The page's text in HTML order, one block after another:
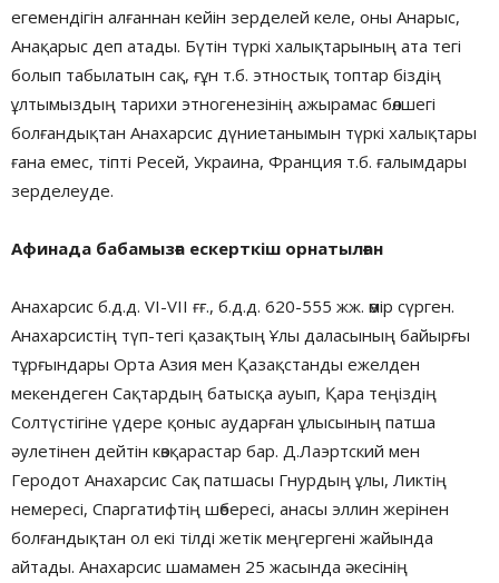
егемендігін алғаннан кейін зерделей келе, оны Анарыс,
Анақарыс деп атады. Бүтін түркі халықтарының ата тегі
болып табылатын сақ, ғұн т.б. этностық топтар біздің
ұлтымыздың тарихи этногенезінің ажырамас бөлшегі
болғандықтан Анахарсис дүниетанымын түркі халықтары
ғана емес, тіпті Ресей, Украина, Франция т.б. ғалымдары
зерделеуде.
Афинада бабамызға ескерткіш орнатылған
Анахарсис б.д.д. VI-VII ғғ., б.д.д. 620-555 жж. өмір сүрген.
Анахарсистің түп-тегі қазақтың Ұлы даласының байырғы
тұрғындары Орта Азия мен Қазақстанды ежелден
мекендеген Сақтардың батысқа ауып, Қара теңіздің
Солтүстігіне үдере қоныс аударған ұлысының патша
әулетінен дейтін көзқарастар бар. Д.Лаэртский мен
Геродот Анахарсис Сақ патшасы Гнурдың ұлы, Ликтің
немересі, Спаргатифтің шөбересі, анасы эллин жерінен
болғандықтан ол екі тілді жетік меңгергені жайында
айтады. Анахарсис шамамен 25 жасында әкесінің